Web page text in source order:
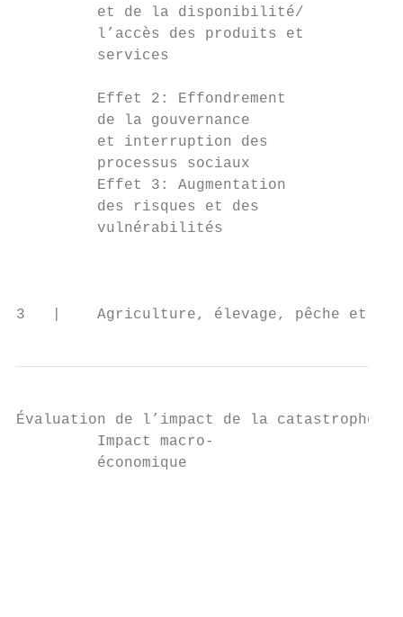
et de la disponibilité/
l’accès des produits et
services
Effet 2: Effondrement
de la gouvernance
et interruption des
processus sociaux
Effet 3: Augmentation
des risques et des
vulnérabilités
3   |    Agriculture, élevage, pêche et
Évaluation de l’impact de la catastrophe
Impact macro-
économique                     en